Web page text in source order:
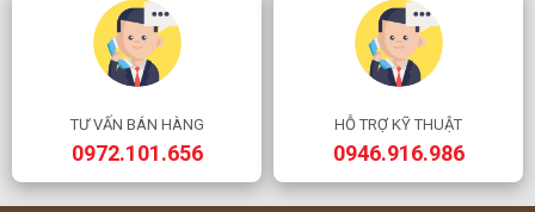
TƯ VẤN BÁN HÀNG
0972.101.656
HỖ TRỢ KỸ THUẬT
0946.916.986